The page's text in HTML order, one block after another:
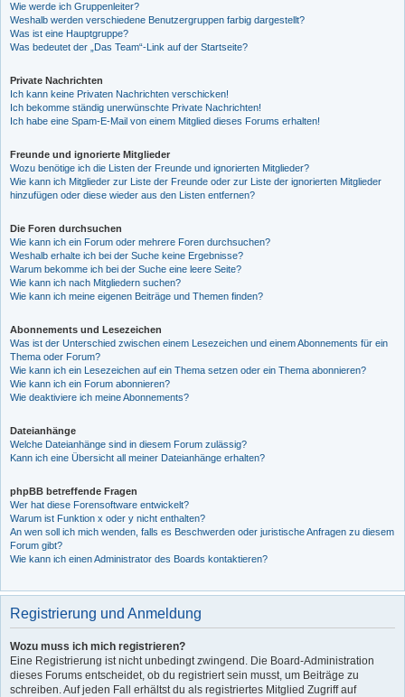
Wie werde ich Gruppenleiter?
Weshalb werden verschiedene Benutzergruppen farbig dargestellt?
Was ist eine Hauptgruppe?
Was bedeutet der „Das Team“-Link auf der Startseite?
Private Nachrichten
Ich kann keine Privaten Nachrichten verschicken!
Ich bekomme ständig unerwünschte Private Nachrichten!
Ich habe eine Spam-E-Mail von einem Mitglied dieses Forums erhalten!
Freunde und ignorierte Mitglieder
Wozu benötige ich die Listen der Freunde und ignorierten Mitglieder?
Wie kann ich Mitglieder zur Liste der Freunde oder zur Liste der ignorierten Mitglieder
hinzufügen oder diese wieder aus den Listen entfernen?
Die Foren durchsuchen
Wie kann ich ein Forum oder mehrere Foren durchsuchen?
Weshalb erhalte ich bei der Suche keine Ergebnisse?
Warum bekomme ich bei der Suche eine leere Seite?
Wie kann ich nach Mitgliedern suchen?
Wie kann ich meine eigenen Beiträge und Themen finden?
Abonnements und Lesezeichen
Was ist der Unterschied zwischen einem Lesezeichen und einem Abonnements für ein
Thema oder Forum?
Wie kann ich ein Lesezeichen auf ein Thema setzen oder ein Thema abonnieren?
Wie kann ich ein Forum abonnieren?
Wie deaktiviere ich meine Abonnements?
Dateianhänge
Welche Dateianhänge sind in diesem Forum zulässig?
Kann ich eine Übersicht all meiner Dateianhänge erhalten?
phpBB betreffende Fragen
Wer hat diese Forensoftware entwickelt?
Warum ist Funktion x oder y nicht enthalten?
An wen soll ich mich wenden, falls es Beschwerden oder juristische Anfragen zu diesem
Forum gibt?
Wie kann ich einen Administrator des Boards kontaktieren?
Registrierung und Anmeldung
Wozu muss ich mich registrieren?
Eine Registrierung ist nicht unbedingt zwingend. Die Board-Administration
dieses Forums entscheidet, ob du registriert sein musst, um Beiträge zu
schreiben. Auf jeden Fall erhältst du als registriertes Mitglied Zugriff auf